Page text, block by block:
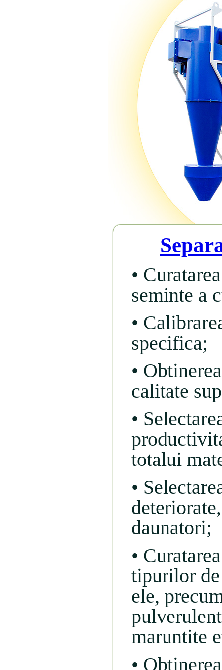
•
seminte a
•
specifica;
•
calitate
•
totalui
•
daunatori;
•
tipurilor
ele,
maruntite
•